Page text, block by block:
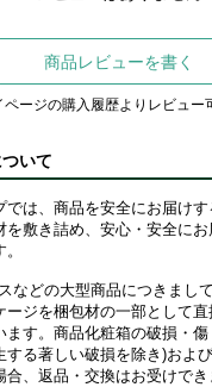
商品レビューを書く
ページの購入履歴よりレビュー
いて
では、商品を安全にお届け
を敷き詰め、安心・安全に
などの大型商品につきまし
ージを梱包材の一部として
ます。商品化粧箱の破損・
する著しい破損を除き)およ
合、返品・交換はお受けで